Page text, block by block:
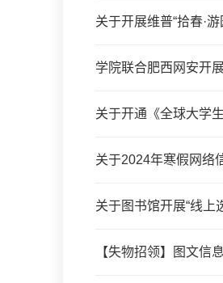
关于开展维普“拾春·
学院联合肥西网安开
关于开通《全球大学
关于2024年寒假网络
关于图书馆开展“线上
【失物招领】图文信